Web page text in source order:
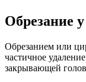
Обрезание
Обрезанием или
частичное
закрывающей